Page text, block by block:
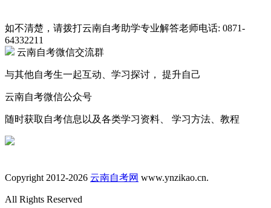
如不清楚，请拨打云南自考助学专业解答老师电话: 0871-
64332211
云南自考微信交流群
与其他自考生一起互动、学习探讨， 提升自己
云南自考微信公众号
随时获取自考信息以及各类学习资料、 学习方法、教程
Copyright 2012-2026 云南自考网 www.ynzikao.cn.
All Rights Reserved